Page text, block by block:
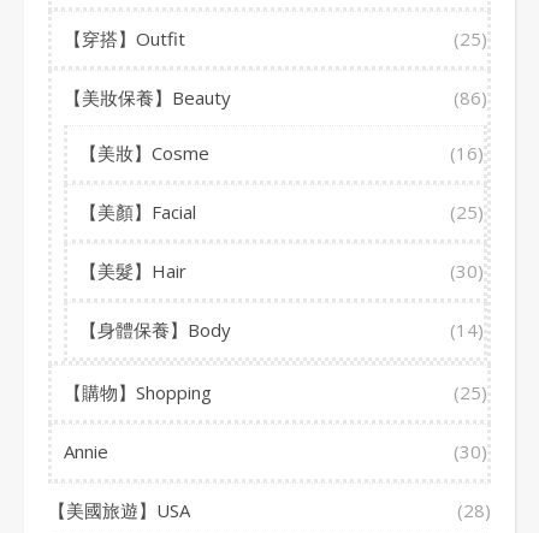
【穿搭】Outfit (25)
【美妝保養】Beauty (86)
【美妝】Cosme (16)
【美顏】Facial (25)
【美髮】Hair (30)
【身體保養】Body (14)
【購物】Shopping (25)
Annie (30)
【美國旅遊】USA (28)